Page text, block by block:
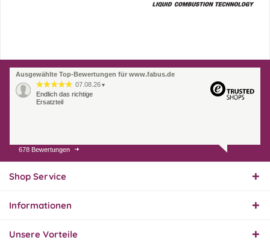
Ausgewählte Top-Bewertungen für www.fabus.de
07.08.26 ▼
Endlich das richtige
Ersatzteil
01.08.26
Innerhalb 2 Tagen Ware
Super schnelle Lieferung,
Produkt und Preis
678 Bewertungen
Shop Service
Informationen
Unsere Vorteile